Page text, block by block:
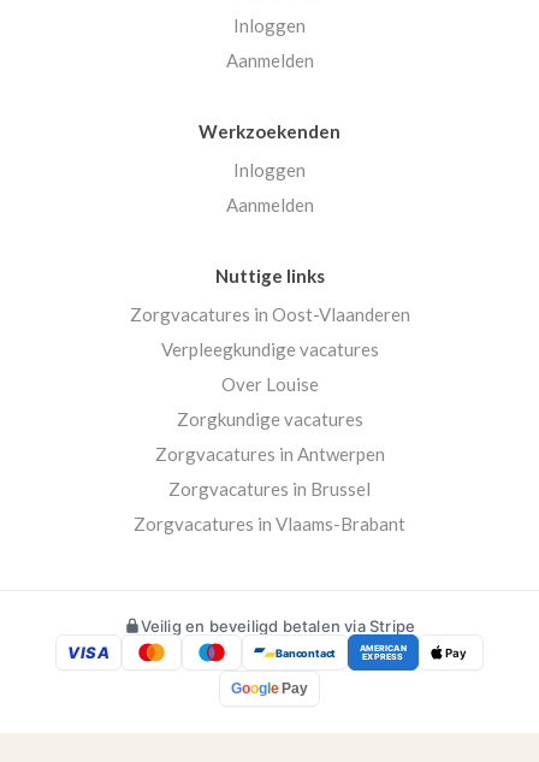
Inloggen
Aanmelden
Werkzoekenden
Inloggen
Aanmelden
Nuttige links
Zorgvacatures in Oost-Vlaanderen
Verpleegkundige vacatures
Over Louise
Zorgkundige vacatures
Zorgvacatures in Antwerpen
Zorgvacatures in Brussel
Zorgvacatures in Vlaams-Brabant
Veilig en beveiligd betalen via Stripe
VISA
Bancontact AMERICAN
EXPRESS Pay
Googl e Pay